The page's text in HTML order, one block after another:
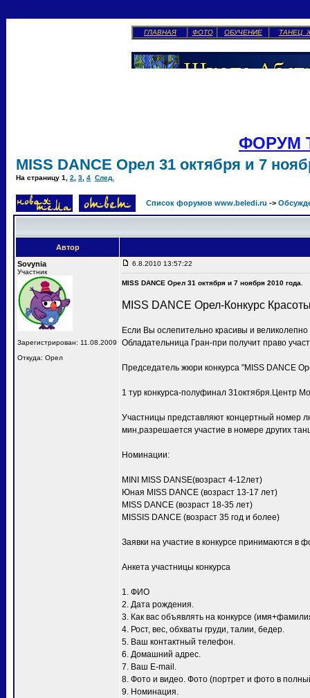
ГЛАВНАЯ ФОТО ОБУЧЕНИЕ ТАНЕЦ
ФОРУМ
MISS DANCE Орел 31 октября и 7
На страницу 1 2 3 4 След.
Список форумов www.beledi.ru ->
Автор
Sovynia
Участник
Зарегистрирован: 11.08.2009
Откуда: Орел
6.8.2010 13:57:22
MISS DANCE Орел 31 октября и 7 ноября 2010 года.
MISS DANCE Орел-Конкурс
Если Вы ослепительно красивы и
Обладательница Гран-при получит право
Председатель жюри конкурса "MISS DANCE
1 тур конкурса-полуфинал 31октября.Центр
Участницы представляют концертный номер
мин,разрешается участие в номере других
Номинации:
MINI MISS DANSE(возраст 4-12лет)
Юная MISS DANCE (возраст 13-17 лет)
MISS DANCE (возраст 18-35 лет)
MISSIS DANCE (возраст 35 год и более)
Заявки на участие в конкурсе принимаются в
Анкета участницы конкурса
1. ФИО
2. Дата рождения.
3. Как вас объявлять на конкурсе
4. Рост, вес, обхваты груди, талии, бедер.
5. Ваш контактный телефон.
6. Домашний адрес.
7. Ваш E-mail.
8. Фото и видео. Фото (портрет и фото в
9. Номинация.